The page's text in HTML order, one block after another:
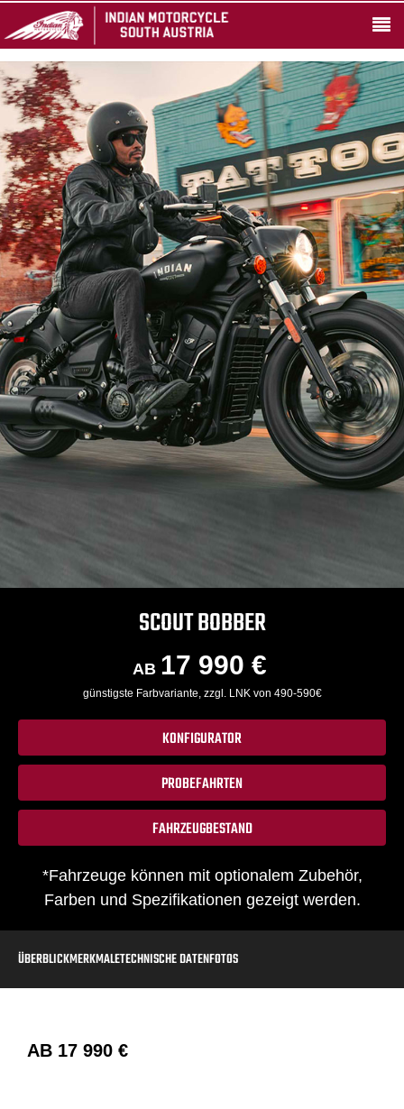
SCOUT BOBBER
AB 17 990 €
günstigste Farbvariante, zzgl. LNK von 490-590€
KONFIGURATOR
PROBEFAHRTEN
FAHRZEUGBESTAND
*Fahrzeuge können mit optionalem Zubehör,
Farben und Spezifikationen gezeigt werden.
ÜBERBLICKMERKMALETECHNISCHE DATENFOTOS
AB 17 990 €